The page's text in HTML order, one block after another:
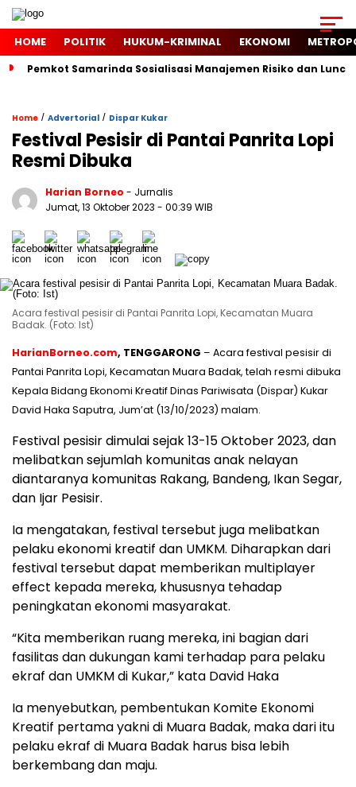
HOME POLITIK HUKUM-KRIMINAL EKONOMI
Pemkot Samarinda Sosialisasi Manajemen Risiko dan
Home / Advertorial / Dispar Kukar
Festival Pesisir di Pantai Panrita Lopi
Resmi Dibuka
Harian Borneo - Jurnalis
Jumat, 13 Oktober 2023 - 00:39 WIB
Acara festival pesisir di Pantai Panrita Lopi, Kecamatan Muara
Badak. (Foto: Ist)
HarianBorneo.com, TENGGARONG – Acara festival pesisir di
Pantai Panrita Lopi, Kecamatan Muara Badak, telah resmi dibuka
Kepala Bidang Ekonomi Kreatif Dinas Pariwisata (Dispar) Kukar
David Haka Saputra, Jum’at (13/10/2023) malam.
Festival pesisir dimulai sejak 13-15 Oktober 2023, dan
melibatkan sejumlah komunitas anak nelayan
diantaranya komunitas Rakang, Bandeng, Ikan Segar,
dan Ijar Pesisir.
Ia mengatakan, festival tersebut juga melibatkan
pelaku ekonomi kreatif dan UMKM. Diharapkan dari
festival tersebut dapat memberikan multiplayer
effect kepada mereka, khususnya tehadap
peningkatan ekonomi masyarakat.
“Kita memberikan ruang mereka, ini bagian dari
fasilitas dan dukungan kami terhadap para pelaku
ekraf dan UMKM di Kukar,” kata David Haka
Ia menyebutkan, pembentukan Komite Ekonomi
Kreatif pertama yakni di Muara Badak, maka dari itu
pelaku ekraf di Muara Badak harus bisa lebih
berkembang dan maju.